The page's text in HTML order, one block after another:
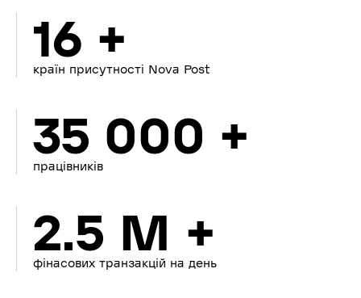
16 +
країн присутності Nova Post
35 000 +
працівників
2.5 M +
фінасових транзакцій на день